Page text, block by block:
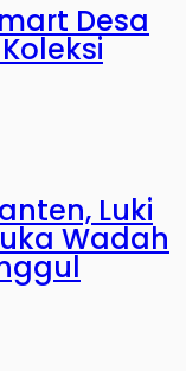
Desa
Luki
Wadah